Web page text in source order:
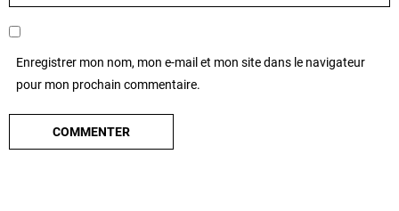
Enregistrer mon nom, mon e-mail et mon site dans le navigateur
pour mon prochain commentaire.